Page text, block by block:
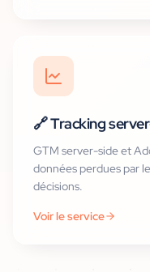
🔗Tracking
GTM server-side et
données perdues par
décisions.
Voir le service